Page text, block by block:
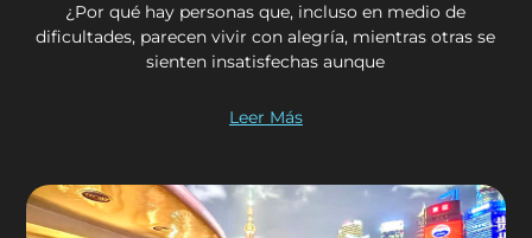
¿Por qué hay personas que, incluso en medio de
dificultades, parecen vivir con alegría, mientras otras se
sienten insatisfechas aunque
Leer Más